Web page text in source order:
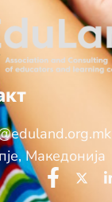
Македонија